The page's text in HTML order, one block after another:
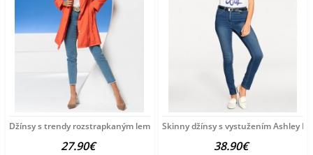
Džínsy s trendy rozstrapkaným lemom HEINE, modrobiele
27.90€
Skinny džínsy s vystužením Ashley
38.90€